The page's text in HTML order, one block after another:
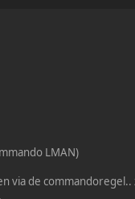
LMAN)
via de